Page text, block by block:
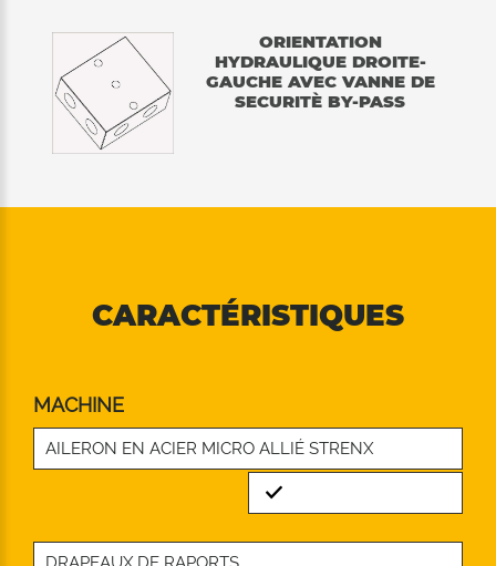
ORIENTATION
HYDRAULIQUE DROITE-
GAUCHE AVEC VANNE DE
SECURITÈ BY-PASS
CARACTÉRISTIQUES
MACHINE
AILERON EN ACIER MICRO ALLIÉ STRENX
Standard